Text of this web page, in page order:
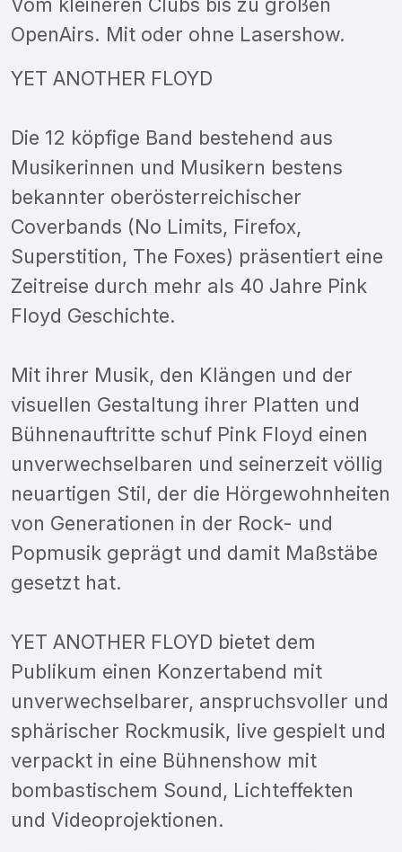
OpenAirs. Mit oder ohne Lasershow.
YET ANOTHER FLOYD
Die 12 köpfige Band bestehend aus
Musikerinnen und Musikern bestens
bekannter oberösterreichischer
Coverbands (No Limits, Firefox,
Superstition, The Foxes) präsentiert eine
Zeitreise durch mehr als 40 Jahre Pink
Floyd Geschichte.
Mit ihrer Musik, den Klängen und der
visuellen Gestaltung ihrer Platten und
Bühnenauftritte schuf Pink Floyd einen
unverwechselbaren und seinerzeit völlig
neuartigen Stil, der die Hörgewohnheiten
von Generationen in der Rock- und
Popmusik geprägt und damit Maßstäbe
gesetzt hat.
YET ANOTHER FLOYD bietet dem
Publikum einen Konzertabend mit
unverwechselbarer, anspruchsvoller und
sphärischer Rockmusik, live gespielt und
verpackt in eine Bühnenshow mit
bombastischem Sound, Lichteffekten
und Videoprojektionen.